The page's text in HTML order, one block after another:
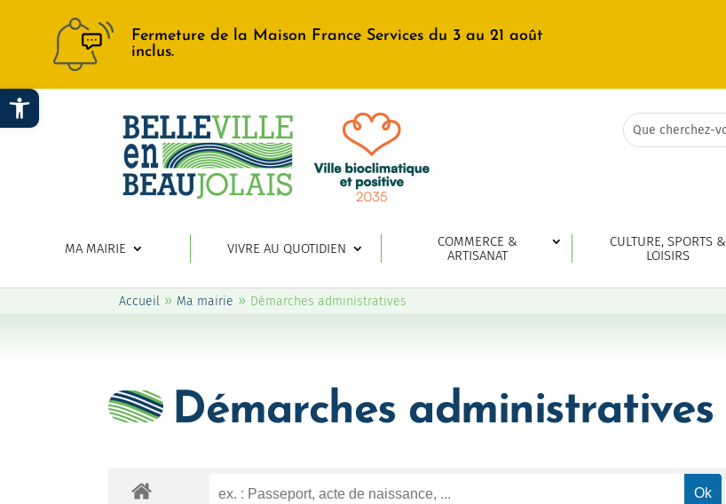
Ouvrir la barre d’outils
Fermeture de la Maison France Services du 3 au 21 août
inclus.
Rechercher:
Search
for...
MA MAIRIE VIVRE AU QUOTIDIEN
COMMERCE &
ARTISANAT
CULTURE, SPORTS &
LOISIRS
Accueil » Ma mairie » Démarches administratives
Démarches administratives